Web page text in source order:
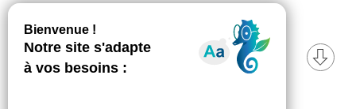
TÉLÉCHARGEZ